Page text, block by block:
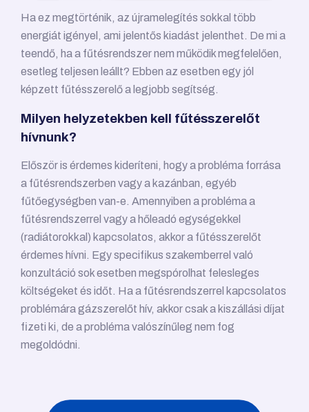
Ha ez megtörténik, az újramelegítés sokkal több
energiát igényel, ami jelentős kiadást jelenthet. De mi a
teendő, ha a fűtésrendszer nem működik megfelelően,
esetleg teljesen leállt? Ebben az esetben egy jól
képzett fűtésszerelő a legjobb segítség.
Milyen helyzetekben kell fűtésszerelőt
hívnunk?
Először is érdemes kideríteni, hogy a probléma forrása
a fűtésrendszerben vagy a kazánban, egyéb
fűtőegységben van-e. Amennyiben a probléma a
fűtésrendszerrel vagy a hőleadó egységekkel
(radiátorokkal) kapcsolatos, akkor a fűtésszerelőt
érdemes hívni. Egy specifikus szakemberrel való
konzultáció sok esetben megspórolhat felesleges
költségeket és időt. Ha a fűtésrendszerrel kapcsolatos
problémára gázszerelőt hív, akkor csak a kiszállási díjat
fizeti ki, de a probléma valószínűleg nem fog
megoldódni.